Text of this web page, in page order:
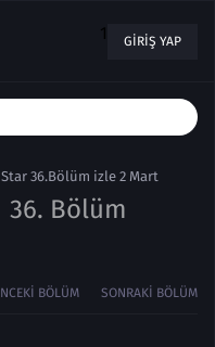
1 GIRIŞ YAP
36.Bölüm izle 2 Mart
36. Bölüm
BÖLÜM SONRAKI BÖLÜM